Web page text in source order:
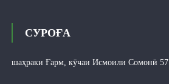
СУРОҒА
шаҳраки Ғарм, кӯчаи Исмоили Сомонӣ 57